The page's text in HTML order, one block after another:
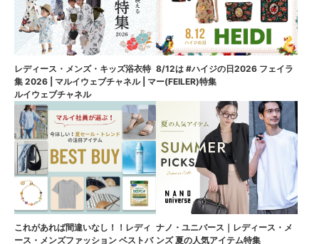
レディース・メンズ・キッズ浴衣特
集 2026 | マルイウェブチャネル | マ
ルイウェブチャネル
8/12は #ハイジの日2026 フェイラ
ー(FEILER)特集
これがあれば間違いなし！！レディ
ース・メンズファッション ベストバ
ナノ・ユニバース｜レディース・メ
ンズ 夏の人気アイテム特集